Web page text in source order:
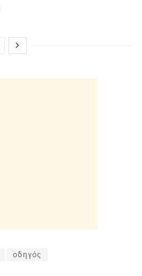
οδηγός